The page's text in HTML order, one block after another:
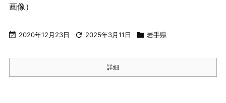
画像）
 2020年12月23日  2025年3月11日  岩手県
詳細